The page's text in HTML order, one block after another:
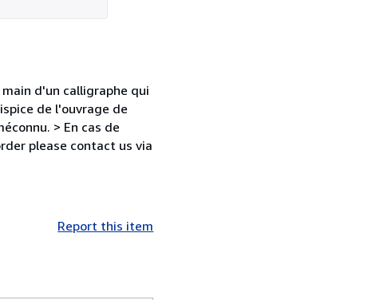
d'un calligraphe qui
de l'ouvrage de
> En cas de
please contact us via
Report this item